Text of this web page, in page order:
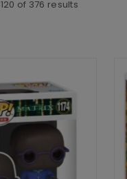
120 of 376 results